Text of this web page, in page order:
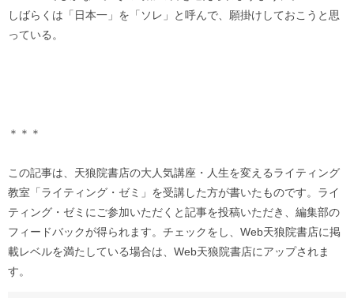
しばらくは「日本一」を「ソレ」と呼んで、願掛けしておこうと思
っている。
＊＊＊
この記事は、天狼院書店の大人気講座・人生を変えるライティング
教室「ライティング・ゼミ」を受講した方が書いたものです。ライ
ティング・ゼミにご参加いただくと記事を投稿いただき、編集部の
フィードバックが得られます。チェックをし、Web天狼院書店に掲
載レベルを満たしている場合は、Web天狼院書店にアップされま
す。